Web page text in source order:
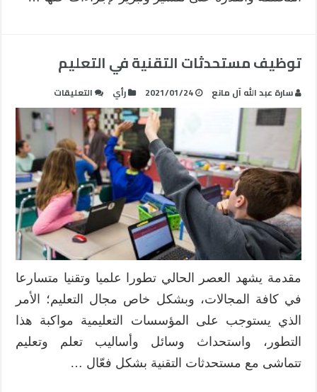
توظيف مستحدثات التقنية في التعليم
سارة عبد الله آل مانع 2021/01/24 رأي التعليقات
توظيف
مستحدثات
التقنية
في
التعليم
مغلقة
مقدمة يشهد العصر الحالي تطورا علميا وتقنيا متسارعا
في كافة المجالات، وبشكل خاص مجال التعليم؛ الأمر
الذي يستوجب على المؤسسات التعليمية مواكبة هذا
التطور، واستحداث وسائل وأساليب تعلم وتعليم
تتماشى مع مستحدثات التقنية بشكل فعّال …